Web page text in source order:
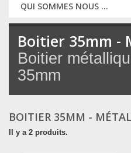
QUI SOMMES NOUS ...
Boitier 35mm -
Boitier
35mm
BOITIER 35MM - MÉTAL
Il y a 2 produits.